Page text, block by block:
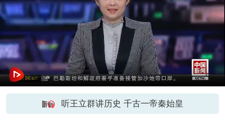
听王立群讲历史 千古一帝秦始皇